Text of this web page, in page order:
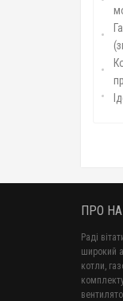
ПРО
Раді
широкий
котли,